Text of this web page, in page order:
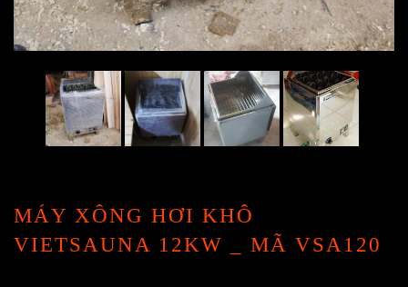
MÁY XÔNG HƠI KHÔ
VIETSAUNA 12KW _ MÃ VSA120